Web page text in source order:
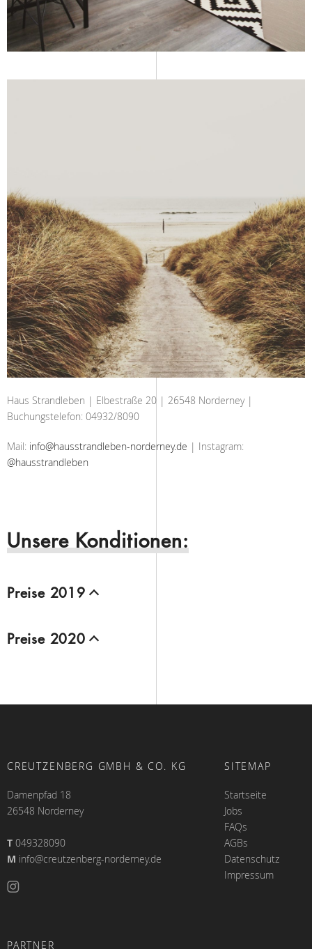
Haus Strandleben | Elbestraße 20 | 26548 Norderney |
Buchungstelefon: 04932/8090
Mail: info@hausstrandleben-norderney.de | Instagram:
@hausstrandleben
Unsere Konditionen:
Preise 2019
Preise 2020
CREUTZENBERG GMBH & CO. KG
Damenpfad 18
26548 Norderney
T 049328090
M info@creutzenberg-norderney.de
SITEMAP
Startseite
Jobs
FAQs
AGBs
Datenschutz
Impressum
PARTNER